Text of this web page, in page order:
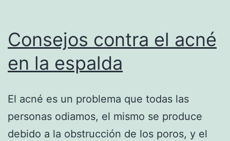
Consejos contra el acné
en la espalda
El acné es un problema que todas las
personas odiamos, el mismo se produce
debido a la obstrucción de los poros, y el